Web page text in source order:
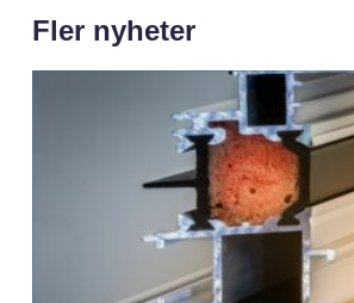
Fler nyheter